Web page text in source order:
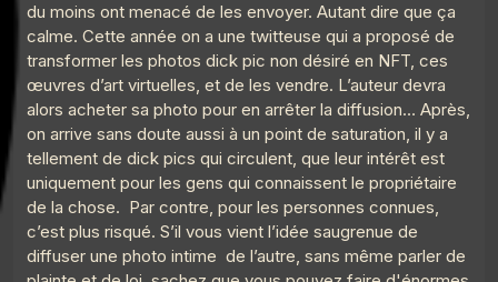
du moins ont menacé de les envoyer. Autant dire que ça
calme. Cette année on a une twitteuse qui a proposé de
transformer les photos dick pic non désiré en NFT, ces
œuvres d’art virtuelles, et de les vendre. L’auteur devra
alors acheter sa photo pour en arrêter la diffusion… Après,
on arrive sans doute aussi à un point de saturation, il y a
tellement de dick pics qui circulent, que leur intérêt est
uniquement pour les gens qui connaissent le propriétaire
de la chose. Par contre, pour les personnes connues,
c’est plus risqué. S’il vous vient l’idée saugrenue de
diffuser une photo intime de l’autre, sans même parler de